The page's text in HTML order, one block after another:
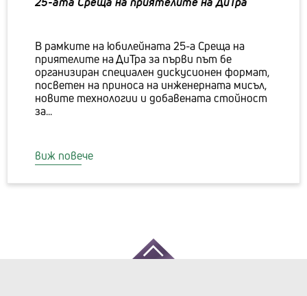
В рамките на юбилейната 25-а Среща на
приятелите на ДиТра за първи път бе
организиран специален дискусионен формат,
посветен на приноса на инженерната мисъл,
новите технологии и добавената стойност
за...
виж повече